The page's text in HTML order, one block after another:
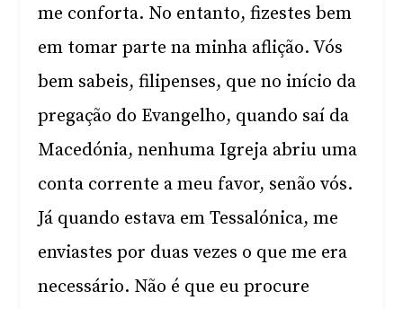
me conforta. No entanto, fizestes bem
em tomar parte na minha aflição. Vós
bem sabeis, filipenses, que no início da
pregação do Evangelho, quando saí da
Macedónia, nenhuma Igreja abriu uma
conta corrente a meu favor, senão vós.
Já quando estava em Tessalónica, me
enviastes por duas vezes o que me era
necessário. Não é que eu procure